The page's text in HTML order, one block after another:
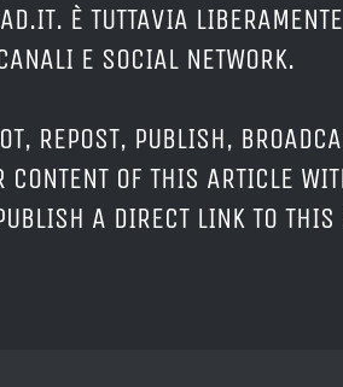
È TUTTAVIA
E SOCIAL NETWORK.
REPOST, PUBLISH,
OF THIS ARTICLE
A DIRECT LINK TO